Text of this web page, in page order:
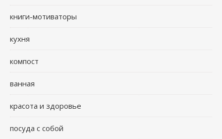
книги-мотиваторы
кухня
компост
ванная
красота и здоровье
посуда с собой